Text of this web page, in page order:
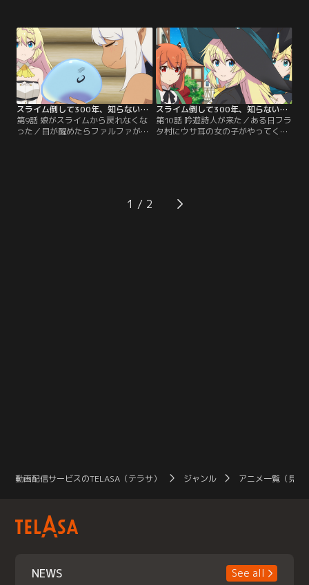
アズサは、家族の助けを借りて薬を
作り、ベルゼブブの手引きを受け救
護室へ向かう。途中に立ち塞がる魔
族幹部を誤魔化し、退け、やがて遂
に魔王ペコラの眠るベッドへ到達す
る。ところが……！！【提供：バン
ダイチャンネル】
べることが出来ていないのがイライ
ラに繋がっているようだ。そんな中
タイミング良く現れたギルドのナタ
リーさんから、「大量発生している
野生のロングハンマーイノシシを退
治して欲しい」という…。【提供：
バンダイチャンネル】
スライム倒して300年、知らないうちにレベルMAXになってました 第09話
第9話 娘がスライムから戻れなくな
った／目が醒めたらファルファがス
かすらわからない」と悲観にくれて
しまう。そこでアズサは、シャルシ
スライム倒して300年、知らないうちにレベルMAXになってました 第10話
第10話 吟遊詩人が来た／ある日フラ
タ村にウサ耳の女の子がやってく
る。リュートを激しくつま弾きデス
目指し上京するも、いい年になって
もフリーターを続ける売れないバン
1
動画配信サービスのTELASA（テラサ） ジャンル アニメ一覧（見放
NEWS See all